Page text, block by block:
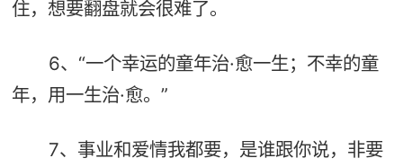
住，想要翻盘就会很难了。
6、“一个幸运的童年治·愈一生；不幸的童
年，用一生治·愈。”
7、事业和爱情我都要，是谁跟你说，非要